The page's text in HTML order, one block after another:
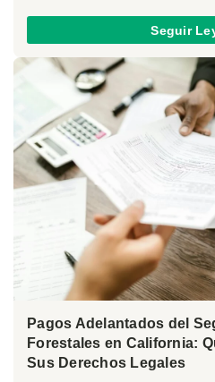
Seguir
Pagos Adelantados del
Forestales en California:
Sus Derechos Legales